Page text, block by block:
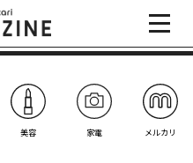
美容 家電 メルカリ